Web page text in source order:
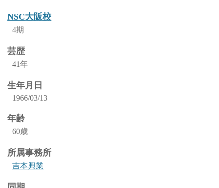
NSC大阪校
4期
芸歴
41年
生年月日
1966/03/13
年齢
60歳
所属事務所
吉本興業